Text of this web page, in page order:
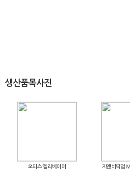
생산품목사진
오티스 엘리베이터 지앤비픽업